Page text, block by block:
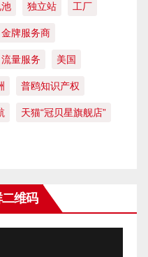
独立站 工厂
金牌服务商
流量服务 美国
普鸥知识产权
天猫“冠贝星旗舰店”
维码